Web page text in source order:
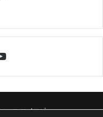
zastrzeżone